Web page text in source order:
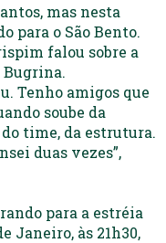
mas nesta
para o São Bento.
falou sobre a
Tenho amigos que
soube da
time, da estrutura.
duas vezes”,
para a estréia
Janeiro, às 21h30,